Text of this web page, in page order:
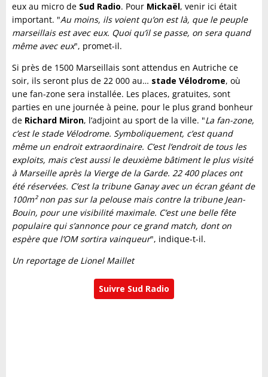
eux au micro de Sud Radio. Pour Mickaël, venir ici était
important. "Au moins, ils voient qu’on est là, que le peuple
marseillais est avec eux. Quoi qu’il se passe, on sera quand
même avec eux", promet-il.
Si près de 1500 Marseillais sont attendus en Autriche ce
soir, ils seront plus de 22 000 au… stade Vélodrome, où
une fan-zone sera installée. Les places, gratuites, sont
parties en une journée à peine, pour le plus grand bonheur
de Richard Miron, l’adjoint au sport de la ville. "La fan-zone,
c’est le stade Vélodrome. Symboliquement, c’est quand
même un endroit extraordinaire. C’est l’endroit de tous les
exploits, mais c’est aussi le deuxième bâtiment le plus visité
à Marseille après la Vierge de la Garde. 22 400 places ont
été réservées. C’est la tribune Ganay avec un écran géant de
100m² non pas sur la pelouse mais contre la tribune Jean-
Bouin, pour une visibilité maximale. C’est une belle fête
populaire qui s’annonce pour ce grand match, dont on
espère que l’OM sortira vainqueur", indique-t-il.
Un reportage de Lionel Maillet
Suivre Sud Radio